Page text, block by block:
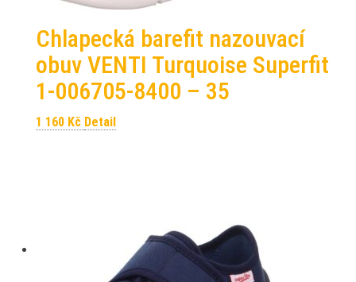
Chlapecká barefit nazouvací
obuv VENTI Turquoise Superfit
1-006705-8400 – 35
1 160 Kč Detail